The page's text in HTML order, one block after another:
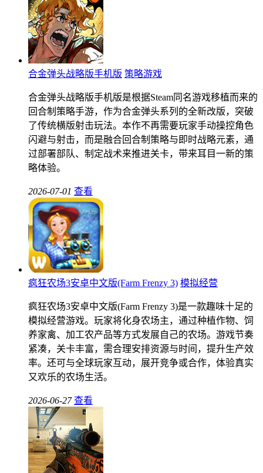
合金弹头战略版手机版 策略游戏
合金弹头战略版手机版是根据Steam同名游戏移植而来的
回合制策略手游，作为合金弹头系列的全新改版，突破
了传统横版射击玩法。本作不再需要玩家手动操控角色
闪避与射击，而是融合回合制策略与即时战略元素，通
过部署部队、制定战术来推进关卡，带来耳目一新的策
略体验。
2026-07-01 查看
疯狂农场3安卓中文版(Farm Frenzy 3) 模拟经营
疯狂农场3安卓中文版(Farm Frenzy 3)是一款趣味十足的
模拟经营游戏。玩家将化身农场主，通过种植作物、饲
养家禽、加工农产品等方式发展自己的农场。游戏节奏
紧凑，关卡丰富，需合理安排资源与时间，提升生产效
率。还可与全球玩家互动，展开竞争或合作，体验真实
又欢乐的农场生活。
2026-06-27 查看